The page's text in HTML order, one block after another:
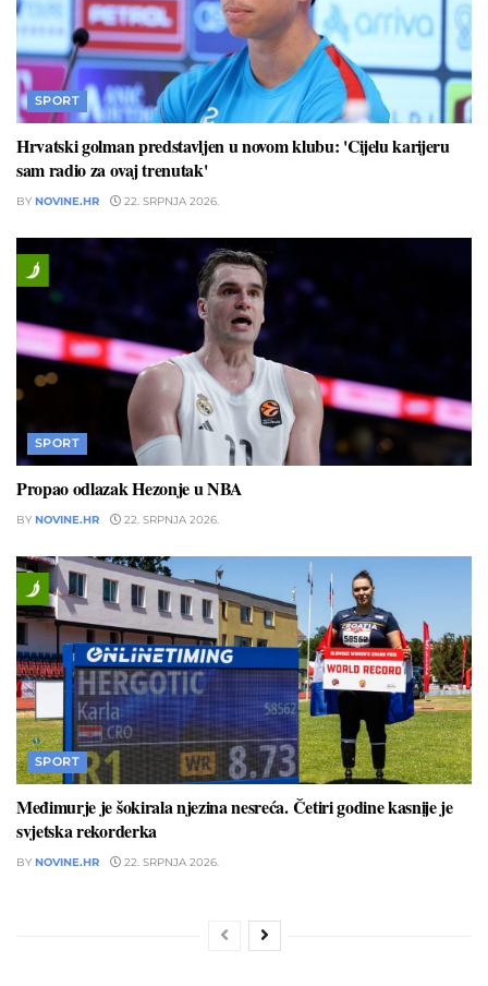
SPORT
Hrvatski golman predstavljen u novom klubu: 'Cijelu karijeru
sam radio za ovaj trenutak'
BY NOVINE.HR 22. SRPNJA 2026.
SPORT
Propao odlazak Hezonje u NBA
BY NOVINE.HR 22. SRPNJA 2026.
SPORT
Međimurje je šokirala njezina nesreća. Četiri godine kasnije je
svjetska rekorderka
BY NOVINE.HR 22. SRPNJA 2026.